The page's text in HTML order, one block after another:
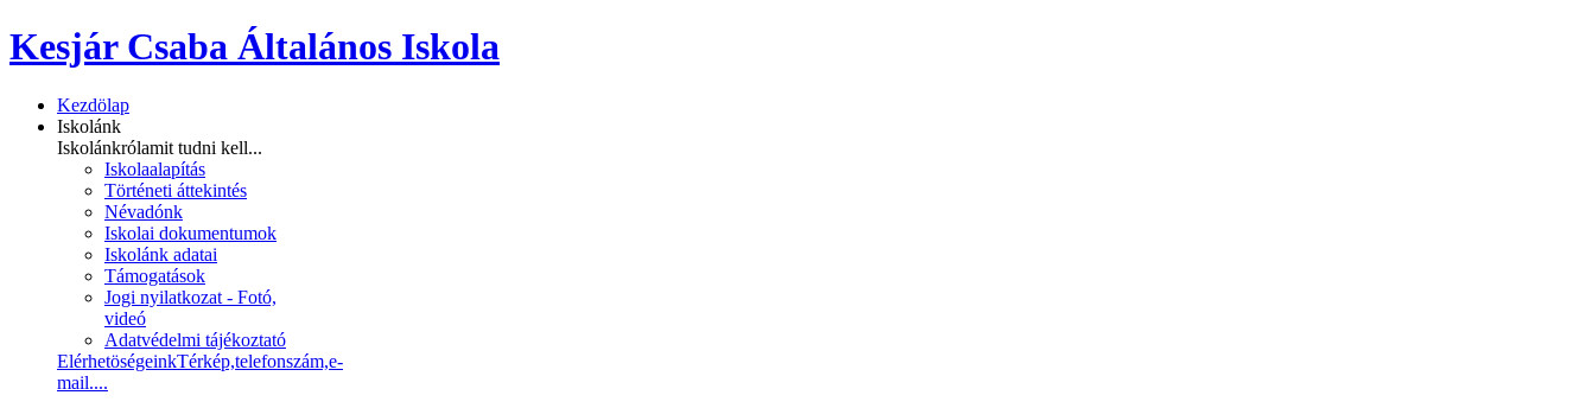
Kesjár Csaba Általános Iskola
Kezdölap
Iskolánk
Iskolánkrólamit tudni kell...
Iskolaalapítás
Történeti áttekintés
Névadónk
Iskolai dokumentumok
Iskolánk adatai
Támogatások
Jogi nyilatkozat - Fotó,
videó
Adatvédelmi tájékoztató
ElérhetöségeinkTérkép,telefonszám,e-
mail....